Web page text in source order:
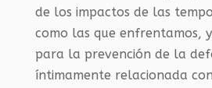
de los impactos de las
como las que enfrentamos,
para la prevención de la
íntimamente relacionada